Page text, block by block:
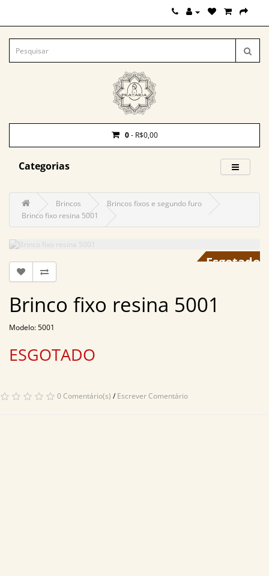
0- R$0,00
Categorias
Brincos
Brincos fixos e segundo furo
Brinco fixo resina 5001
Brinco fixo resina 5001
Modelo: 5001
ESGOTADO
0 Comentário(s) /Escrever Comentário